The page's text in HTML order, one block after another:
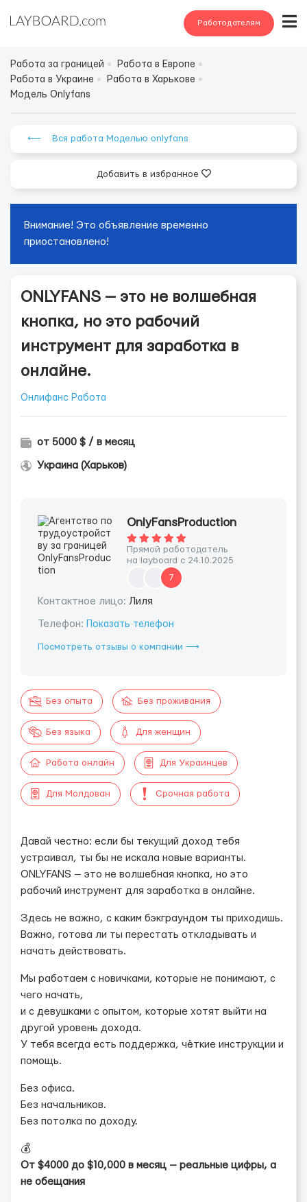
Работодателям
Работа за границей
Работа в Европе
Работа в Украине
Работа в Харькове
Модель Onlyfans
⟵ Вся работа Моделью onlyfans
Добавить в избранное
Внимание! Это объявление временно
приостановлено!
ONLYFANS — это не волшебная
кнопка, но это рабочий
инструмент для заработка в
онлайне.
Онлифанс Работа
от 5000 $ / в месяц
Украина (Харьков)
OnlyFansProduction
Прямой работодатель
на layboard с 24.10.2025
7
Контактное лицо: Лиля
Телефон: Показать телефон
Посмотреть отзывы о компании ⟶
Без опыта Без проживания
Без языка Для женщин
Работа онлайн Для Украинцев
Для Молдован Срочная работа
Давай честно: если бы текущий доход тебя
устраивал, ты бы не искала новые варианты.
ONLYFANS — это не волшебная кнопка, но это
рабочий инструмент для заработка в онлайне.
Здесь не важно, с каким бэкграундом ты приходишь.
Важно, готова ли ты перестать откладывать и
начать действовать.
Мы работаем с новичками, которые не понимают, с
чего начать,
и с девушками с опытом, которые хотят выйти на
другой уровень дохода.
У тебя всегда есть поддержка, чёткие инструкции и
помощь.
Без офиса.
Без начальников.
Без потолка по доходу.
💰
От $4000 до $10,000 в месяц — реальные цифры, а
не обещания